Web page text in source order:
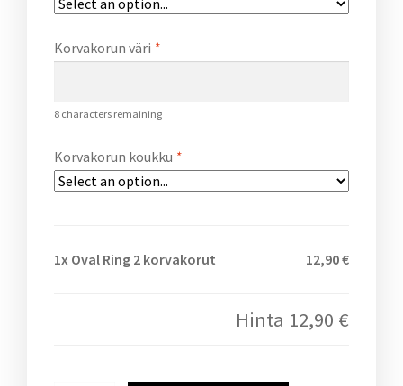
Korvakorun väri *
8 characters remaining
Korvakorun koukku *
1x Oval Ring 2 korvakorut 12,90 €
Hinta 12,90 €